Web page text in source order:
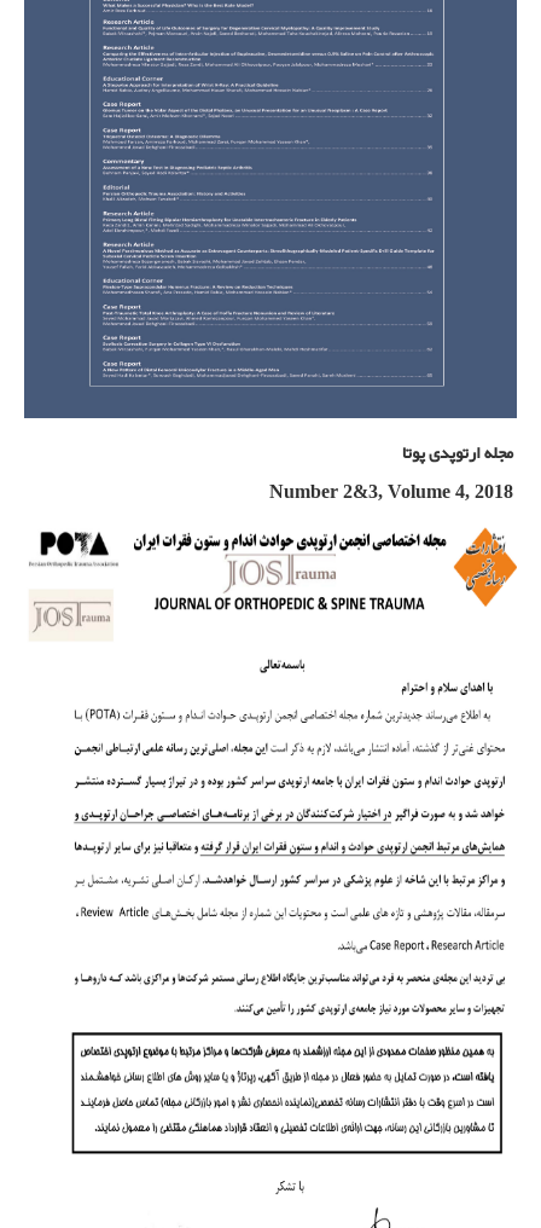
مجله ارتوپدی پوتا
Number 2&3, Volume 4, 2018